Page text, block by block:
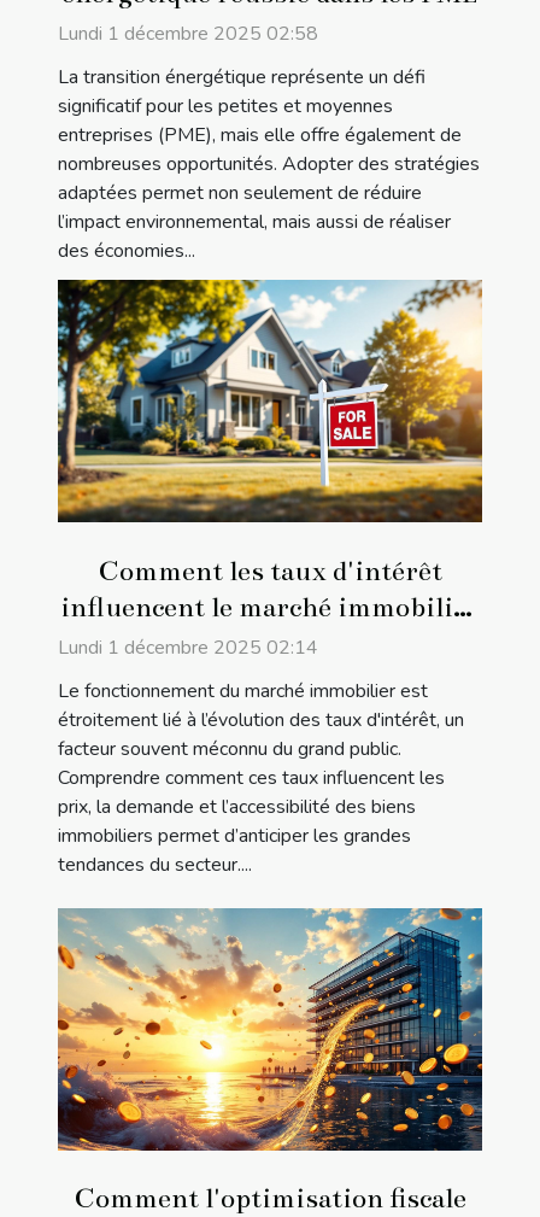
Lundi 1 décembre 2025 02:58
La transition énergétique représente un défi
significatif pour les petites et moyennes
entreprises (PME), mais elle offre également de
nombreuses opportunités. Adopter des stratégies
adaptées permet non seulement de réduire
l’impact environnemental, mais aussi de réaliser
des économies...
Comment les taux d'intérêt
influencent le marché immobilier
?
Lundi 1 décembre 2025 02:14
Le fonctionnement du marché immobilier est
étroitement lié à l’évolution des taux d'intérêt, un
facteur souvent méconnu du grand public.
Comprendre comment ces taux influencent les
prix, la demande et l’accessibilité des biens
immobiliers permet d’anticiper les grandes
tendances du secteur....
Comment l'optimisation fiscale